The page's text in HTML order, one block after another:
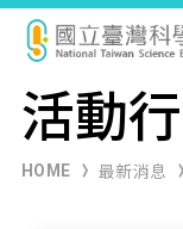
活動
HOME 最新消息